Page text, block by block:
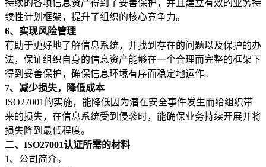
持续的各项信息资产得到了妥善保护，并且建立有效的业务持
续性计划框架，提升了组织的核心竞争力。
6、实现风险管理
有助于更好地了解信息系统，并找到存在的问题以及保护的办
法，保证组织自身的信息资产能够在一个合理而完整的框架下
得到妥善保护，确保信息环境有序而稳定地运作。
7、减少损失，降低成本
ISO27001的实施，能降低因为潜在安全事件发生而给组织带
来的损失，在信息系统受到侵袭时，能确保业务持续开展并将
损失降到最低程度。
二、ISO27001认证所需的材料
1、公司简介。